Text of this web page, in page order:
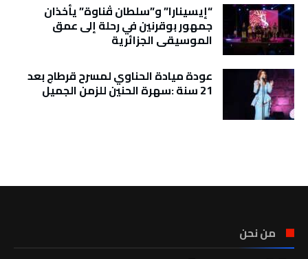
“إيسينارا” و”سلطان ڤناوة” يأخذان
جمهور بوقرنين في رحلة إلى عمق
الموسيقى الجزائرية
عودة ميادة الحناوي لمسرح قرطاج بعد
21 سنة :سهرة الحنين للزمن الجميل
من نحن